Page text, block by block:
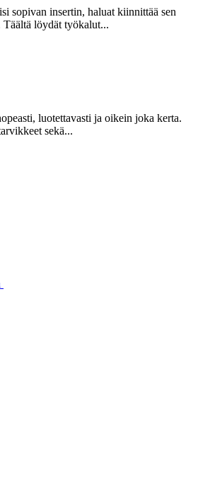
sopivan insertin, haluat kiinnittää sen
löydät työkalut...
luotettavasti ja oikein joka kerta.
sekä...